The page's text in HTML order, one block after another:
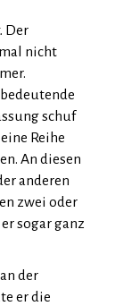
Der
nicht
schuf
Reihe
An diesen
anderen
zwei oder
sogar ganz
der
er die